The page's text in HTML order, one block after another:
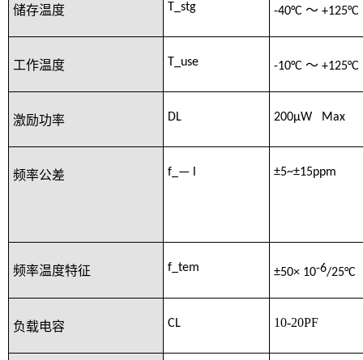
储存温度 T_stg -40°C ～ +125°C
工作温度 T_use -10°C ～ +125°C
激励功率 DL 200μW Max
频率公差 f_— l ±5~±15ppm
频率温度特征 f_tem ±50× 10-6/25°C
负载电容 CL 10-20PF